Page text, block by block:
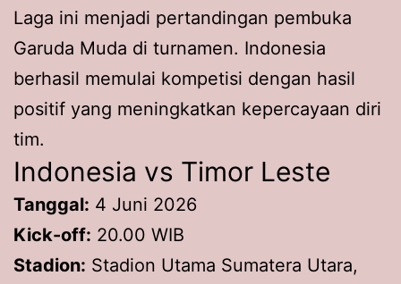
Laga ini menjadi pertandingan pembuka
Garuda Muda di turnamen. Indonesia
berhasil memulai kompetisi dengan hasil
positif yang meningkatkan kepercayaan diri
tim.
Indonesia vs Timor Leste
Tanggal: 4 Juni 2026
Kick-off: 20.00 WIB
Stadion: Stadion Utama Sumatera Utara,